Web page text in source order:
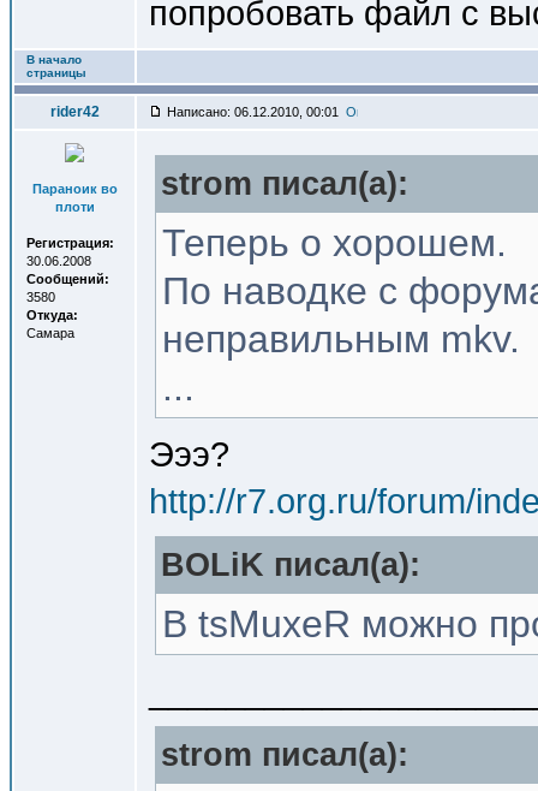
попробовать файл с
В начало
страницы
rider42 Написано: 06.12.2010, 00:01
Параноик во
плоти
Регистрация:
30.06.2008
Сообщений:
3580
Откуда:
Самара
strom писал(a):
Теперь о хорошем.
По наводке с
неправильным mkv.
...
Эээ?
http://r7.org.ru/forum/
BOLiK писал(a):
В tsMuxeR можно
strom писал(a):